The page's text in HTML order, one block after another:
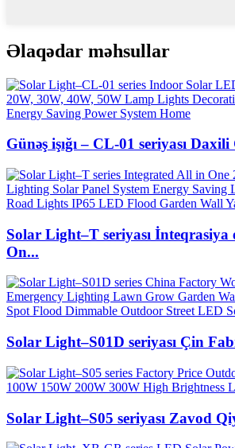
Əlaqədar məhsullar
Günəş işığı – CL-01 seriyası
Solar Light–T seriyası İnteqrasiya
On...
Solar Light–S01D seriyası Çin
Solar Light–S05 seriyası Zavod